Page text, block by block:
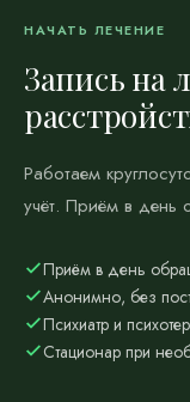
НАЧАТЬ ЛЕЧЕНИЕ
Запись на
Работаем
учёт. Приём в день
Приём в день
Анонимно, без
Психиатр и
Стационар при